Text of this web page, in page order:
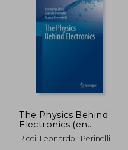
40%
dcto. $ 49.72
The Physics Behind
Electronics (en
Inglés)
Ricci, Leonardo ; Perinelli,